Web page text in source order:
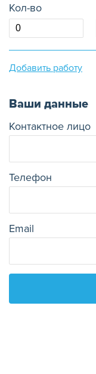
Кол-во
Добавить работу
Ваши данные
Контактное лицо
Телефон
Email